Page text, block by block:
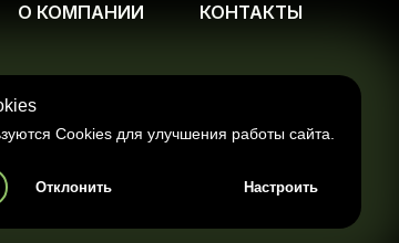
Готовы помочь вам.
нам, если у вас появятся
вопросы.
О КОМПАНИИ КОНТАКТЫ
Cookies для улучшения работы сайта.
Отклонить Настроить
лишь с разрешения
437 Гражданского Кодеска